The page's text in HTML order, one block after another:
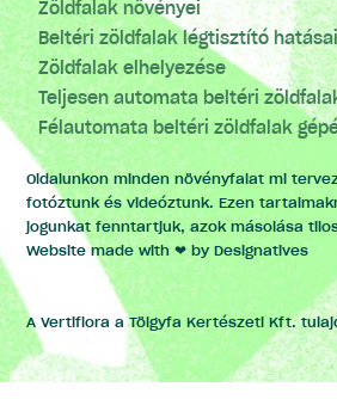
Zöldfalak növényei
Beltéri zöldfalak légtisztító hatásai
Zöldfalak elhelyezése
Teljesen automata beltéri
Félautomata beltéri zöldfalak
Oldalunkon minden növényfalat mi
fotóztunk és videóztunk. Ezen
jogunkat fenntartjuk, azok másolása
Website made with ❤ byDesignatives
A Vertiflora a Tölgyfa Kertészeti Kft.